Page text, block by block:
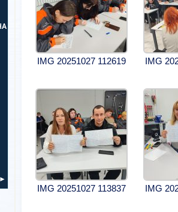
IMG 20251027 112619 IMG
IMG 20251027 113837 IMG